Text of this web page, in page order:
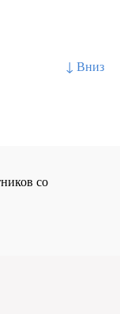
↓ Вниз
со